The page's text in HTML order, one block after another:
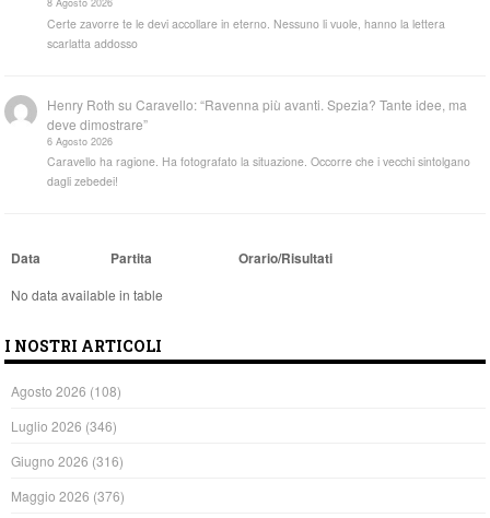
8 Agosto 2026
Certe zavorre te le devi accollare in eterno. Nessuno li vuole, hanno la lettera
scarlatta addosso
Henry Roth suCaravello: “Ravenna più avanti. Spezia? Tante idee, ma
deve dimostrare”
6 Agosto 2026
Caravello ha ragione. Ha fotografato la situazione. Occorre che i vecchi sintolgano
dagli zebedei!
Data Partita Orario/Risultati
No data available in table
I NOSTRI ARTICOLI
Agosto 2026 (108)
Luglio 2026 (346)
Giugno 2026 (316)
Maggio 2026 (376)